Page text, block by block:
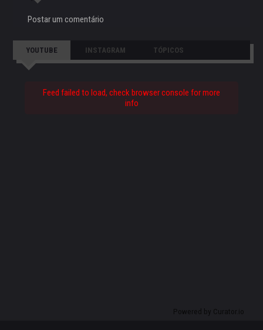
Postar um comentário
YOUTUBE INSTAGRAM TÓPICOS
Feed failed to load, check browser console for more
info
Powered by Curator.io